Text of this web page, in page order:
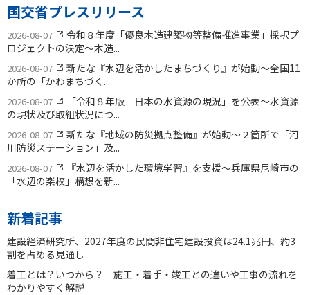
国交省プレスリリース
2026-08-07
令和８年度「優良木造建築物等整備推進事業」採択プ
ロジェクトの決定〜木造...
2026-08-07
新たな『水辺を活かしたまちづくり』が始動〜全国11
か所の「かわまちづく...
2026-08-07
「令和８年版 日本の水資源の現況」を公表〜水資源
の現状及び取組状況につ...
2026-08-07
新たな『地域の防災拠点整備』が始動〜２箇所で「河
川防災ステーション」及...
2026-08-07
『水辺を活かした環境学習』を支援〜兵庫県尼崎市の
「水辺の楽校」構想を新...
新着記事
建設経済研究所、2027年度の民間非住宅建設投資は24.1兆円、約3
割を占める見通し
着工とは？いつから？｜施工・着手・竣工との違いや工事の流れを
わかりやすく解説